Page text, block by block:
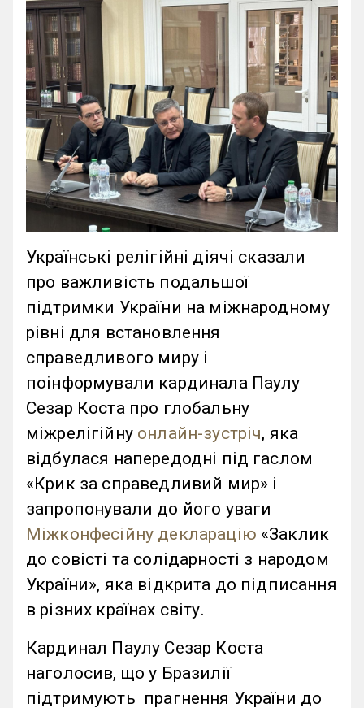
Українські релігійні діячі сказали
про важливість подальшої
підтримки України на міжнародному
рівні для встановлення
справедливого миру і
поінформували кардинала Паулу
Сезар Коста про глобальну
міжрелігійну онлайн-зустріч, яка
відбулася напередодні під гаслом
«Крик за справедливий мир» і
запропонували до його уваги
Міжконфесійну декларацію «Заклик
до совісті та солідарності з народом
України», яка відкрита до підписання
в різних країнах світу.
Кардинал Паулу Сезар Коста
наголосив, що у Бразилії
підтримують прагнення України до